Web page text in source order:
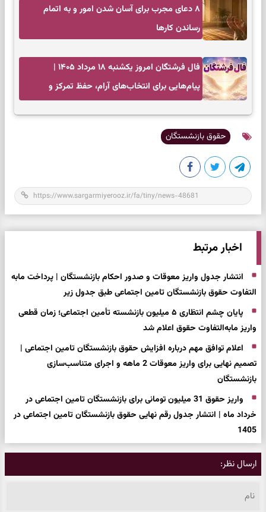
۸ دعای مجرب برای آسان شدن امور و به اتمام
رساندن کار‌ها
فال فرشتگان امروز یکشنبه ۱۸ مرداد ۱۴۰۵ |
پیام‌هایی برای انتخاب‌های آرام، حفظ تمرکز و
حقوق بازنشستگان
اخبار مرتبط
انتشار جدول واریز معوقات و صدور احکام بازنشستگان | پرداخت مابه
التفاوت حقوق بازنشستگان تامین اجتماعی طبق جدول زیر
پایان چشم انتظاری ۵ میلیون بازنشسته تأمین اجتماعی؛ زمان قطعی
واریز مابه‌التفاوت حقوق اعلام شد
اعلام توافق مهم درباره افزایش حقوق بازنشستگان تامین اجتماعی |
تصمیم نهایی برای واریز معوقات 2 ماهه و اجرای متناسب‌سازی
بازنشستگان
واریز حقوق 31 میلیون تومانی برای بازنشستگان تامین اجتماعی در
خرداد ماه | انتشار جدول رقم نهایی حقوق بازنشستگان تامین اجتماعی در
1405
ارسال نظر: